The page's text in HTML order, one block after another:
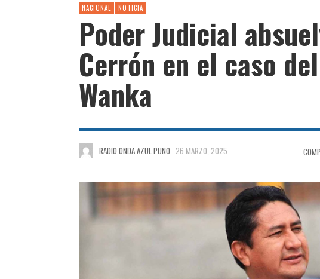
NACIONAL NOTICIA
Poder Judicial
Cerrón en el caso
Wanka
RADIO ONDA AZUL PUNO 26 MARZO, 2025